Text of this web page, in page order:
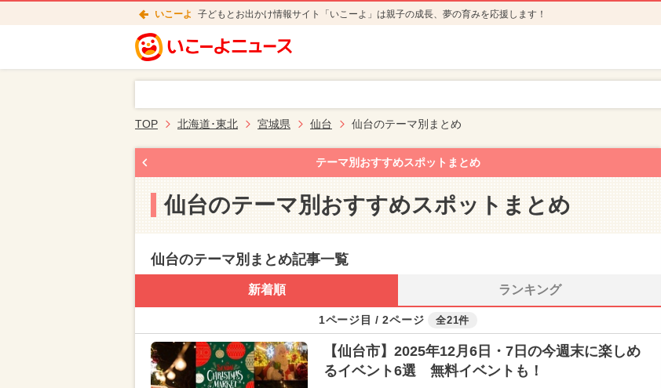
いこーよ 子どもとお出かけ情報サイト「いこーよ」は親子の成長、夢の育みを応援します！
TOP 北海道･東北 宮城県 仙台 仙台のテーマ別まとめ
テーマ別おすすめスポットまとめ
仙台のテーマ別おすすめスポットまとめ
仙台のテーマ別まとめ記事一覧
新着順 ランキング
1ページ目 / 2ページ 全21件
【仙台市】2025年12月6日・7日の今週末に楽しめ
るイベント6選 無料イベントも！